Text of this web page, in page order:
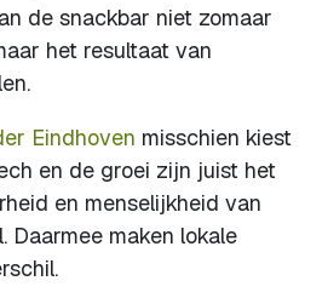
de snackbar niet zomaar
het resultaat van
Eindhoven misschien kiest
en de groei zijn juist het
en menselijkheid van
Daarmee maken lokale